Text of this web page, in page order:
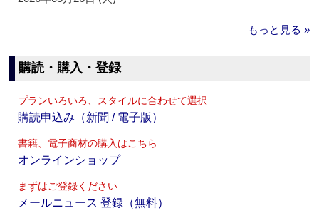
もっと見る »
購読・購入・登録
プランいろいろ、スタイルに合わせて選択
購読申込み（新聞 / 電子版）
書籍、電子商材の購入はこちら
オンラインショップ
まずはご登録ください
メールニュース 登録（無料）